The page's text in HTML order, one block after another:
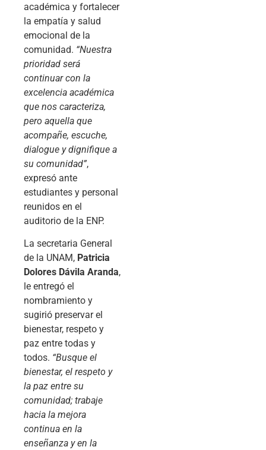
académica y fortalecer
la empatía y salud
emocional de la
comunidad. “Nuestra
prioridad será
continuar con la
excelencia académica
que nos caracteriza,
pero aquella que
acompañe, escuche,
dialogue y dignifique a
su comunidad”,
expresó ante
estudiantes y personal
reunidos en el
auditorio de la ENP.
La secretaria General
de la UNAM, Patricia
Dolores Dávila Aranda,
le entregó el
nombramiento y
sugirió preservar el
bienestar, respeto y
paz entre todas y
todos. “Busque el
bienestar, el respeto y
la paz entre su
comunidad; trabaje
hacia la mejora
continua en la
enseñanza y en la